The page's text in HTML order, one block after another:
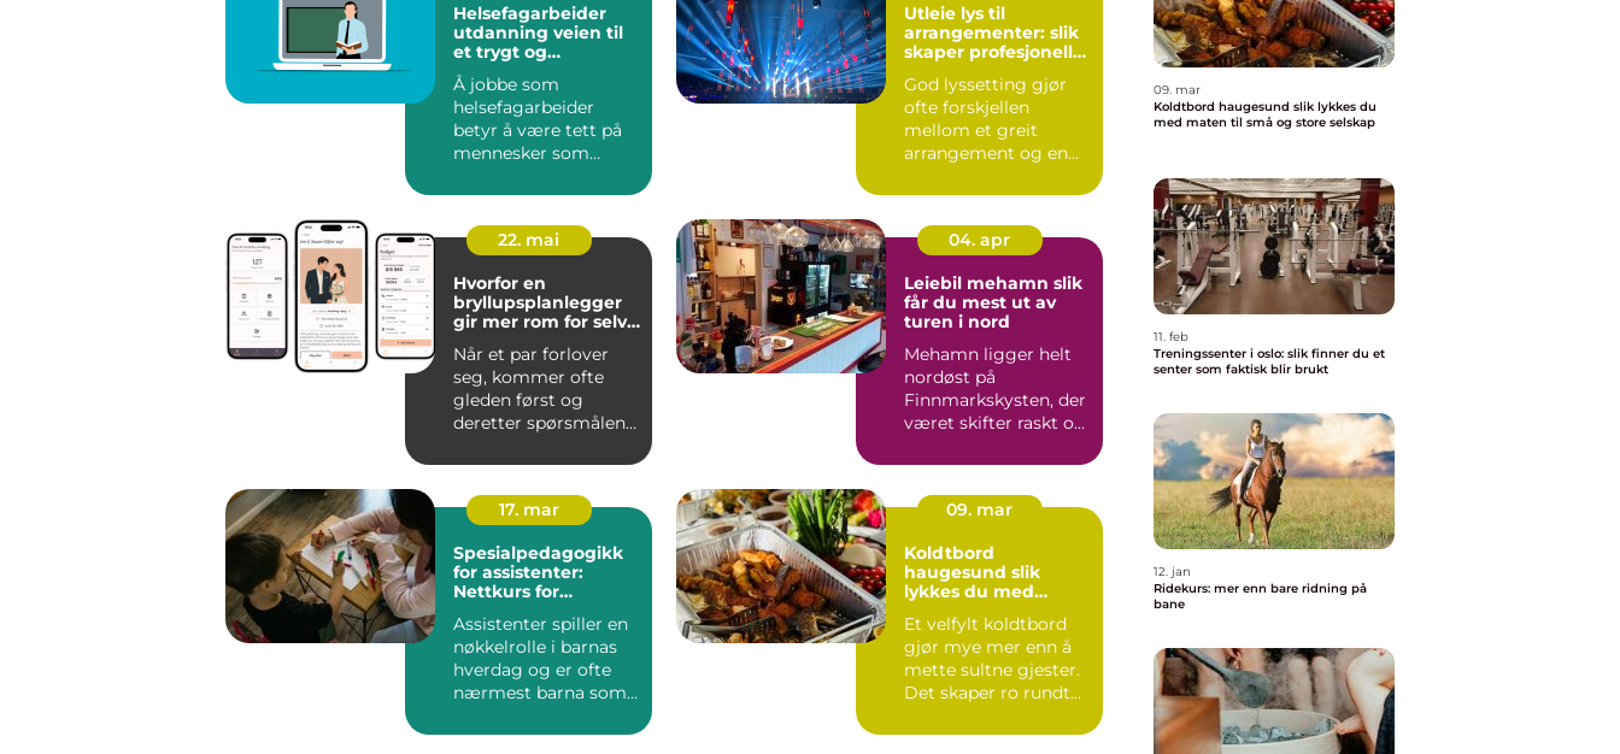
Helsefagarbeider
utdanning veien til
et trygt og
meningsfylt yrke
Å jobbe som
helsefagarbeider
betyr å være tett på
mennesker som
hverdagen. Mange
vu...
Utleie lys til
arrangementer: slik
skaper profesjonell
God lyssetting gjør
ofte forskjellen
mellom et greit
arrangement og en
husker le...
22. mai
Hvorfor en
bryllupsplanlegger
gir mer rom for selve
Når et par forlover
seg, kommer ofte
gleden først og
deretter spørsmålene.
være...
04. apr
Leiebil mehamn slik
får du mest ut av
turen i nord
Mehamn ligger helt
nordøst på
Finnmarkskysten, der
været skifter raskt og
Mange...
17. mar
Spesialpedagogikk
for assistenter:
Nettkurs for
Assistenter spiller en
nøkkelrolle i barnas
hverdag og er ofte
nærmest barna som
09. mar
Koldtbord
haugesund slik
lykkes du med
store selskap
Et velfylt koldtbord
gjør mye mer enn å
mette sultne gjester.
Det skaper ro rundt
09. mar
Koldtbord haugesund slik lykkes du
med maten til små og store selskap
11. feb
Treningssenter i oslo: slik finner du et
senter som faktisk blir brukt
12. jan
Ridekurs: mer enn bare ridning på
bane